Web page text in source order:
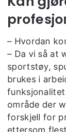
– Hvordan
– Da vi så at
sportstøy,
brukes i
område der
forskjell for
ettersom